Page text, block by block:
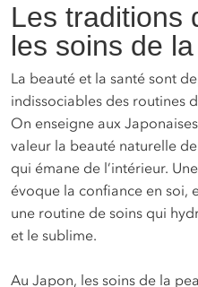
Les traditions
les soins de
La beauté et la santé sont
indissociables des routines
On enseigne aux
valeur la beauté naturelle
qui émane de l’intérieur.
évoque la confiance en soi,
une routine de soins qui
et le sublime.
Au Japon, les soins de la